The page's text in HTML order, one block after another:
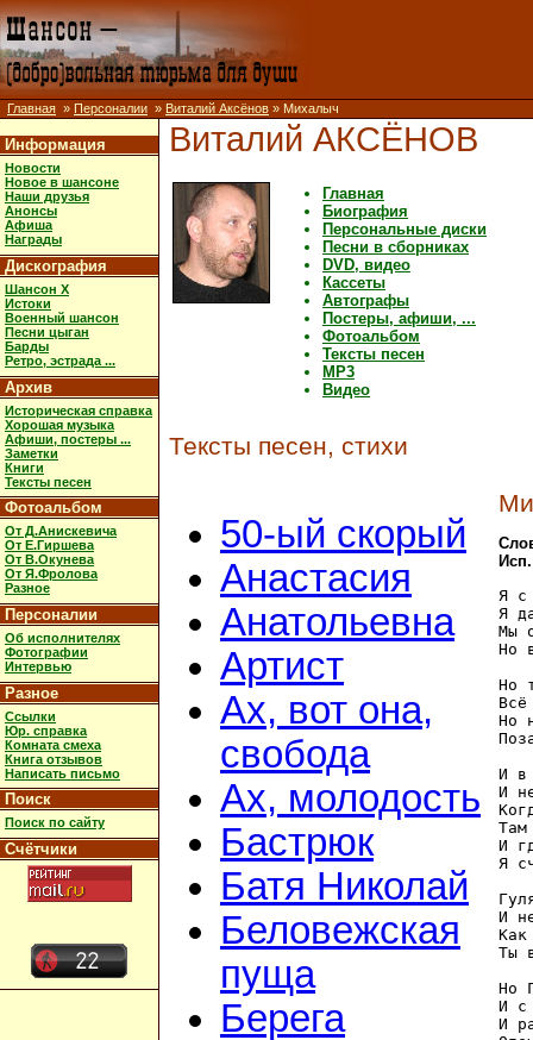
Главная » Персоналии » Виталий Аксёнов » Михалыч
Информация
Новости
Новое в шансоне
Наши друзья
Анонсы
Афиша
Награды
Дискография
Шансон X
Истоки
Военный шансон
Песни цыган
Барды
Ретро, эстрада ...
Архив
Историческая справка
Хорошая музыка
Афиши, постеры ...
Заметки
Книги
Тексты песен
Фотоальбом
От Д.Анискевича
От Е.Гиршева
От В.Окунева
От Я.Фролова
Разное
Персоналии
Об исполнителях
Фотографии
Интервью
Разное
Ссылки
Юр. справка
Комната смеха
Книга отзывов
Написать письмо
Поиск
Поиск по сайту
Счётчики
Виталий АКСЁНОВ
Главная
Биография
Персональные диски
Песни в сборниках
DVD, видео
Кассеты
Автографы
Постеры, афиши, ...
Фотоальбом
Тексты песен
MP3
Видео
Тексты песен, стихи
50-ый скорый
Анастасия
Анатольевна
Артист
Ах, вот она,
свобода
Ах, молодость
Бастрюк
Батя Николай
Беловежская
пуща
Берега
Я с
Я
Мы
Но
Но
Но
И в
И
И
Я
И
Как
Ты
Но
И с
И